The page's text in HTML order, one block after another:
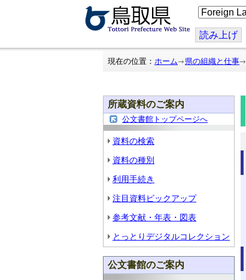
こ
の
ジ
を
翻
読み上げ
現在の位置： ホーム 県の組織と仕事
所蔵資料のご案内
公文書館トップページへ
資料の検索
資料の種別
利用手続き
注目資料ピックアップ
参考文献・年表・図表
とっとりデジタルコレクション
公文書館のご案内